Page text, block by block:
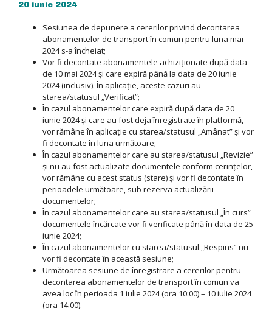
20 iunie 2024
Sesiunea de depunere a cererilor privind decontarea
abonamentelor de transport în comun pentru luna mai
2024 s-a încheiat;
Vor fi decontate abonamentele achiziționate după data
de 10 mai 2024 și care expiră până la data de 20 iunie
2024 (inclusiv). În aplicație, aceste cazuri au
starea/statusul „Verificat”;
În cazul abonamentelor care expiră după data de 20
iunie 2024 și care au fost deja înregistrate în platformă,
vor rămâne în aplicație cu starea/statusul „Amânat” și vor
fi decontate în luna următoare;
În cazul abonamentelor care au starea/statusul „Revizie”
și nu au fost actualizate documentele conform cerințelor,
vor rămâne cu acest status (stare) și vor fi decontate în
perioadele următoare, sub rezerva actualizării
documentelor;
În cazul abonamentelor care au starea/statusul „În curs”
documentele încărcate vor fi verificate până în data de 25
iunie 2024;
În cazul abonamentelor cu starea/statusul „Respins” nu
vor fi decontate în această sesiune;
Următoarea sesiune de înregistrare a cererilor pentru
decontarea abonamentelor de transport în comun va
avea loc în perioada 1 iulie 2024 (ora 10:00) – 10 iulie 2024
(ora 14:00).